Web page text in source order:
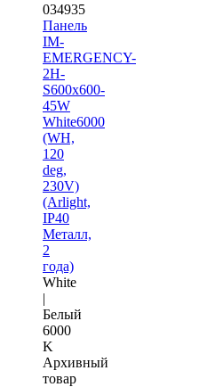
034935
Панель
IM-
EMERGENCY-
2H-
S600x600-
45W
White6000
(WH,
120
deg,
230V)
(Arlight,
IP40
Металл,
2
года)
White
|
Белый
6000
K
Архивный
товар